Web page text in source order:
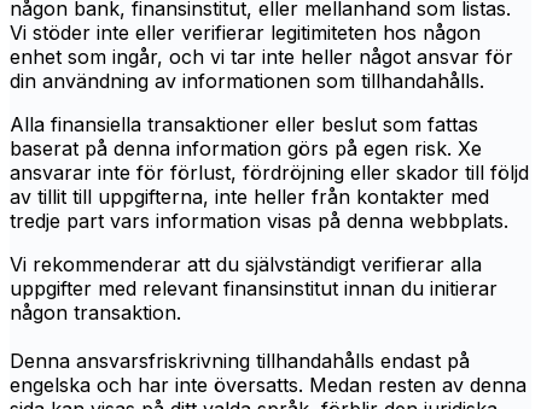
någon bank, finansinstitut, eller mellanhand som listas.
Vi stöder inte eller verifierar legitimiteten hos någon
enhet som ingår, och vi tar inte heller något ansvar för
din användning av informationen som tillhandahålls.
Alla finansiella transaktioner eller beslut som fattas
baserat på denna information görs på egen risk. Xe
ansvarar inte för förlust, fördröjning eller skador till följd
av tillit till uppgifterna, inte heller från kontakter med
tredje part vars information visas på denna webbplats.
Vi rekommenderar att du självständigt verifierar alla
uppgifter med relevant finansinstitut innan du initierar
någon transaktion.
Denna ansvarsfriskrivning tillhandahålls endast på
engelska och har inte översatts. Medan resten av denna